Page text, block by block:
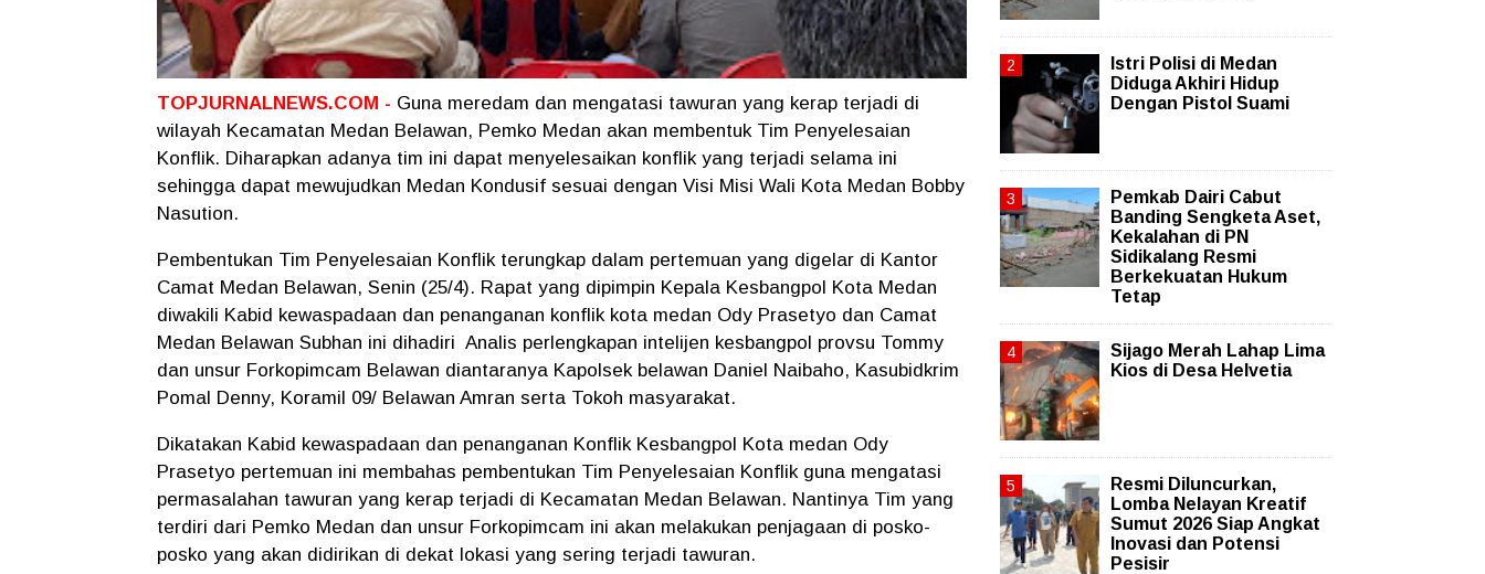
TOPJURNALNEWS.COM - Guna meredam dan mengatasi tawuran yang kerap terjadi di
wilayah Kecamatan Medan Belawan, Pemko Medan akan membentuk Tim Penyelesaian
Konflik. Diharapkan adanya tim ini dapat menyelesaikan konflik yang terjadi selama ini
sehingga dapat mewujudkan Medan Kondusif sesuai dengan Visi Misi Wali Kota Medan Bobby
Nasution.
Pembentukan Tim Penyelesaian Konflik terungkap dalam pertemuan yang digelar di Kantor
Camat Medan Belawan, Senin (25/4). Rapat yang dipimpin Kepala Kesbangpol Kota Medan
diwakili Kabid kewaspadaan dan penanganan konflik kota medan Ody Prasetyo dan Camat
Medan Belawan Subhan ini dihadiri Analis perlengkapan intelijen kesbangpol provsu Tommy
dan unsur Forkopimcam Belawan diantaranya Kapolsek belawan Daniel Naibaho, Kasubidkrim
Pomal Denny, Koramil 09/ Belawan Amran serta Tokoh masyarakat.
Dikatakan Kabid kewaspadaan dan penanganan Konflik Kesbangpol Kota medan Ody
Prasetyo pertemuan ini membahas pembentukan Tim Penyelesaian Konflik guna mengatasi
permasalahan tawuran yang kerap terjadi di Kecamatan Medan Belawan. Nantinya Tim yang
terdiri dari Pemko Medan dan unsur Forkopimcam ini akan melakukan penjagaan di posko-
posko yang akan didirikan di dekat lokasi yang sering terjadi tawuran.
Istri Polisi di Medan
Diduga Akhiri Hidup
Dengan Pistol Suami
Pemkab Dairi Cabut
Banding Sengketa Aset,
Kekalahan di PN
Sidikalang Resmi
Berkekuatan Hukum
Tetap
Sijago Merah Lahap Lima
Kios di Desa Helvetia
Resmi Diluncurkan,
Lomba Nelayan Kreatif
Sumut 2026 Siap Angkat
Inovasi dan Potensi
Pesisir